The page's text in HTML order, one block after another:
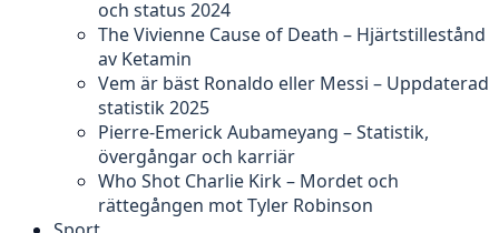
och status 2024
The Vivienne Cause of Death – Hjärtstillestånd
av Ketamin
Vem är bäst Ronaldo eller Messi – Uppdaterad
statistik 2025
Pierre-Emerick Aubameyang – Statistik,
övergångar och karriär
Who Shot Charlie Kirk – Mordet och
rättegången mot Tyler Robinson